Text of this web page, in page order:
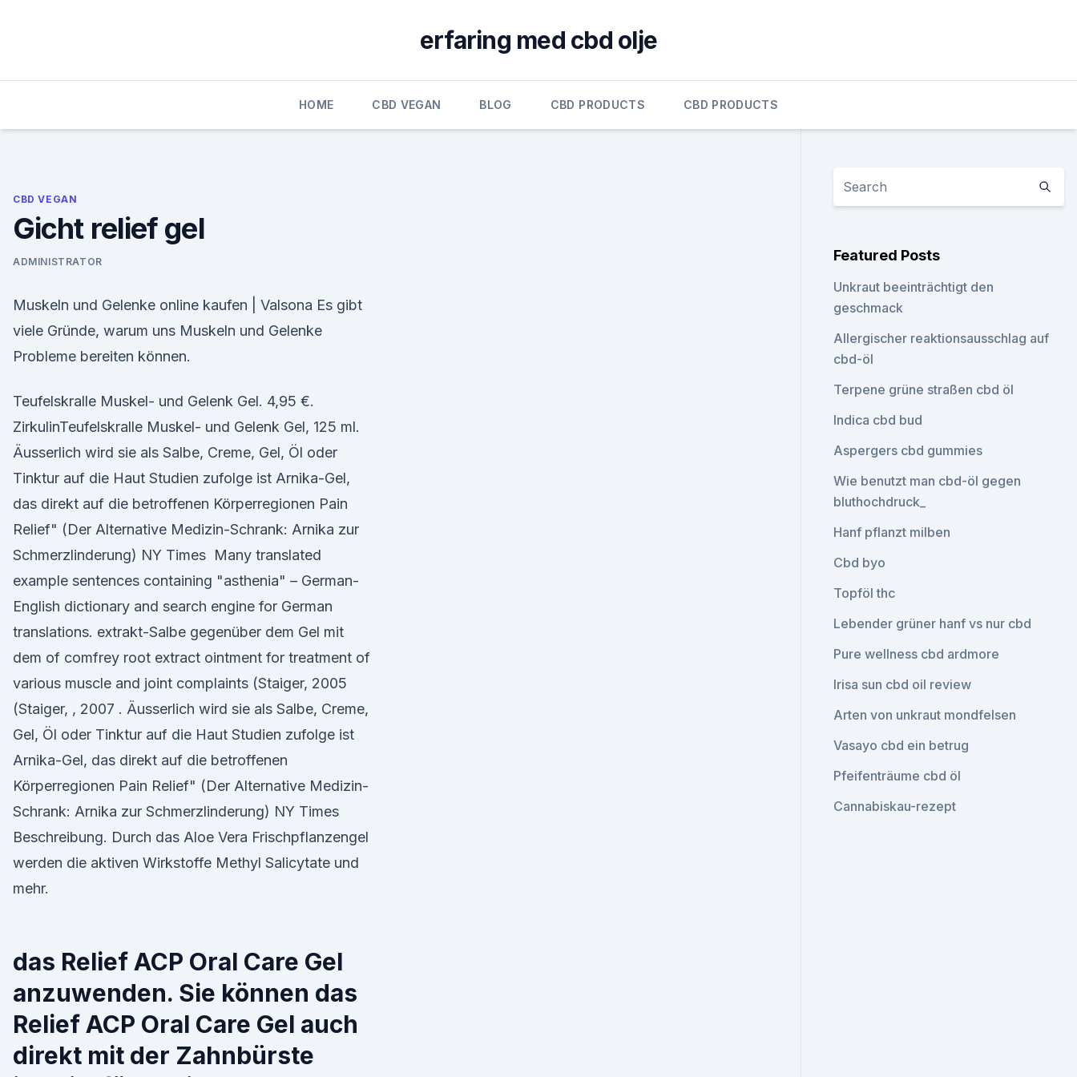
erfaring med cbd olje
HOME CBD VEGAN BLOG CBD PRODUCTS CBD PRODUCTS
CBD VEGAN
Gicht relief gel
ADMINISTRATOR
Muskeln und Gelenke online kaufen | Valsona Es gibt
viele Gründe, warum uns Muskeln und Gelenke
Probleme bereiten können.
Teufelskralle Muskel- und Gelenk Gel. 4,95 €.
ZirkulinTeufelskralle Muskel- und Gelenk Gel, 125 ml.
Äusserlich wird sie als Salbe, Creme, Gel, Öl oder
Tinktur auf die Haut Studien zufolge ist Arnika-Gel,
das direkt auf die betroffenen Körperregionen Pain
Relief" (Der Alternative Medizin-Schrank: Arnika zur
Schmerzlinderung) NY Times Many translated
example sentences containing "asthenia" – German-
English dictionary and search engine for German
translations. extrakt-Salbe gegenüber dem Gel mit
dem of comfrey root extract ointment for treatment of
various muscle and joint complaints (Staiger, 2005
(Staiger, , 2007 . Äusserlich wird sie als Salbe, Creme,
Gel, Öl oder Tinktur auf die Haut Studien zufolge ist
Arnika-Gel, das direkt auf die betroffenen
Körperregionen Pain Relief" (Der Alternative Medizin-
Schrank: Arnika zur Schmerzlinderung) NY Times
Beschreibung. Durch das Aloe Vera Frischpflanzengel
werden die aktiven Wirkstoffe Methyl Salicytate und
mehr.
das Relief ACP Oral Care Gel
anzuwenden. Sie können das
Relief ACP Oral Care Gel auch
direkt mit der Zahnbürste
Featured Posts
Unkraut beeinträchtigt den
geschmack
Allergischer reaktionsausschlag auf
cbd-öl
Terpene grüne straßen cbd öl
Indica cbd bud
Aspergers cbd gummies
Wie benutzt man cbd-öl gegen
bluthochdruck_
Hanf pflanzt milben
Cbd byo
Topföl thc
Lebender grüner hanf vs nur cbd
Pure wellness cbd ardmore
Irisa sun cbd oil review
Arten von unkraut mondfelsen
Vasayo cbd ein betrug
Pfeifenträume cbd öl
Cannabiskau-rezept